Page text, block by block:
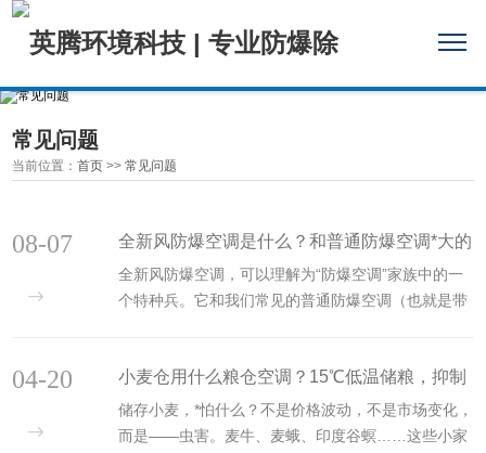
常见问题
当前位置：首页 >>常见问题
全新风防爆空调是什么？和普通防爆空调*大的
区别在哪？
全新风防爆空调，可以理解为“防爆空调”家族中的一
个特种兵。它和我们常见的普通防爆空调（也就是带
安全地置换空···
08-07
小麦仓用什么粮仓空调？15℃低温储粮，抑制
虫害滋生
储存小麦，*怕什么？不是价格波动，不是市场变化，
而是——虫害。麦牛、麦蛾、印度谷螟……这些小家
04-20